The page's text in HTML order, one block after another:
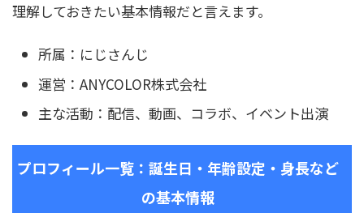
理解しておきたい基本情報だと言えます。
所属：にじさんじ
運営：ANYCOLOR株式会社
主な活動：配信、動画、コラボ、イベント出演
プロフィール一覧：誕生日・年齢設定・身長など
の基本情報